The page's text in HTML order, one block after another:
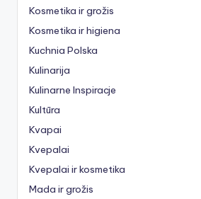
Kosmetika ir grožis
Kosmetika ir higiena
Kuchnia Polska
Kulinarija
Kulinarne Inspiracje
Kultūra
Kvapai
Kvepalai
Kvepalai ir kosmetika
Mada ir grožis